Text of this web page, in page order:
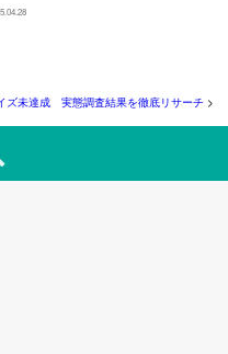
ズ未達成 実態調査結果を徹底リサーチ >